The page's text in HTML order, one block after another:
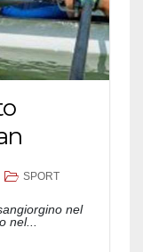
SPORT
nel
nel...